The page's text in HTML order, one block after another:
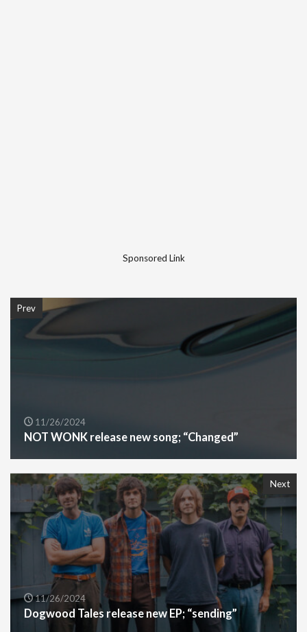
Sponsored Link
Prev
11/26/2024
NOT WONK release new song; “Changed”
Next
11/26/2024
Dogwood Tales release new EP; “sending”